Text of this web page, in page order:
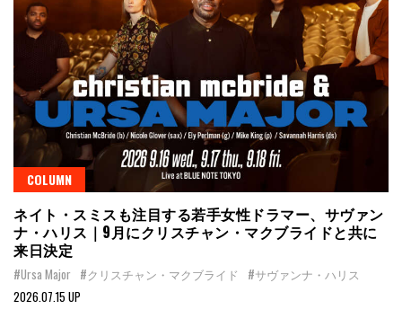
COLUMN
ネイト・スミスも注目する若手女性ドラマー、サヴァン
ナ・ハリス｜9月にクリスチャン・マクブライドと共に
来日決定
#Ursa Major #クリスチャン・マクブライド
#サヴァンナ・ハリス
2026.07.15 UP